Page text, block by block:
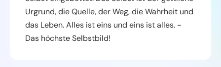
Urgrund, die Quelle, der Weg, die Wahrheit und
das Leben. Alles ist eins und eins ist alles. -
Das höchste Selbstbild!